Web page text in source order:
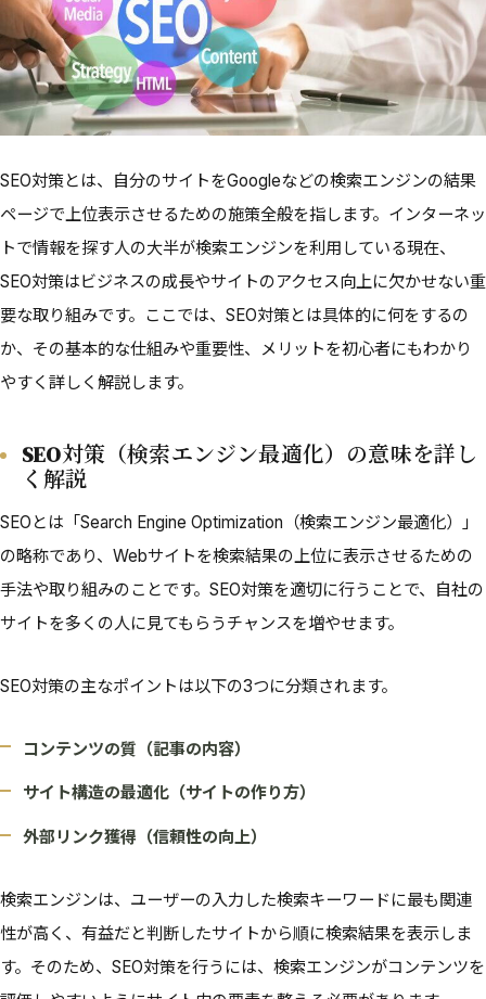
SEO対策とは、自分のサイトをGoogleなどの検索エンジンの結果
ページで上位表示させるための施策全般を指します。インターネッ
トで情報を探す人の大半が検索エンジンを利用している現在、
SEO対策はビジネスの成長やサイトのアクセス向上に欠かせない重
要な取り組みです。ここでは、SEO対策とは具体的に何をするの
か、その基本的な仕組みや重要性、メリットを初心者にもわかり
やすく詳しく解説します。
SEO対策（検索エンジン最適化）の意味を詳し
く解説
SEOとは「Search Engine Optimization（検索エンジン最適化）」
の略称であり、Webサイトを検索結果の上位に表示させるための
手法や取り組みのことです。SEO対策を適切に行うことで、自社の
サイトを多くの人に見てもらうチャンスを増やせます。
SEO対策の主なポイントは以下の3つに分類されます。
コンテンツの質（記事の内容）
サイト構造の最適化（サイトの作り方）
外部リンク獲得（信頼性の向上）
検索エンジンは、ユーザーの入力した検索キーワードに最も関連
性が高く、有益だと判断したサイトから順に検索結果を表示しま
す。そのため、SEO対策を行うには、検索エンジンがコンテンツを